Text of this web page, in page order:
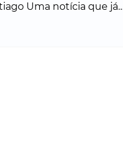
Uma notícia que já